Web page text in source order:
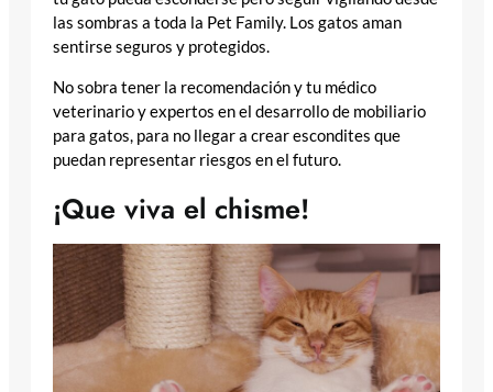
las sombras a toda la Pet Family. Los gatos aman
sentirse seguros y protegidos.
No sobra tener la recomendación y tu médico
veterinario y expertos en el desarrollo de mobiliario
para gatos, para no llegar a crear escondites que
puedan representar riesgos en el futuro.
¡Que viva el chisme!